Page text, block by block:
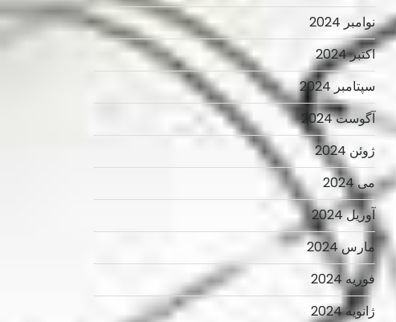
نوامبر 2024
اکتبر 2024
سپتامبر 2024
آگوست 2024
ژوئن 2024
می 2024
آوریل 2024
مارس 2024
فوریه 2024
ژانویه 2024